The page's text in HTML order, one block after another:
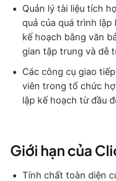
Quản lý tài liệu tích
quả của quá trình
kế hoạch bằng văn
gian tập trung và dễ
Các công cụ giao
viên trong tổ chức
lập kế hoạch từ đầu
Giới hạn của
Tính chất toàn diện